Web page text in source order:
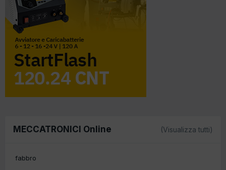
MECCATRONICI Online (Visualizza tutti)
fabbro